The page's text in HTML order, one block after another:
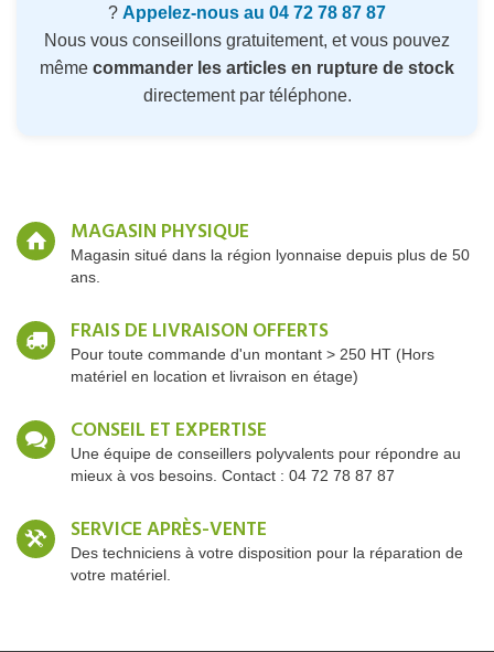
? Appelez-nous au 04 72 78 87 87
Nous vous conseillons gratuitement, et vous pouvez
même commander les articles en rupture de stock
directement par téléphone.
MAGASIN PHYSIQUE
Magasin situé dans la région lyonnaise depuis plus de 50
ans.
FRAIS DE LIVRAISON OFFERTS
Pour toute commande d'un montant > 250 HT (Hors
matériel en location et livraison en étage)
CONSEIL ET EXPERTISE
Une équipe de conseillers polyvalents pour répondre au
mieux à vos besoins. Contact : 04 72 78 87 87
SERVICE APRÈS-VENTE
Des techniciens à votre disposition pour la réparation de
votre matériel.